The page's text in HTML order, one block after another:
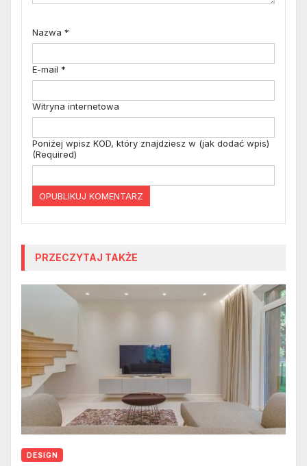
Nazwa *
E-mail *
Witryna internetowa
Poniżej wpisz KOD, który znajdziesz w (jak dodać wpis)
(Required)
PRZECZYTAJ TAKŻE
DESIGN